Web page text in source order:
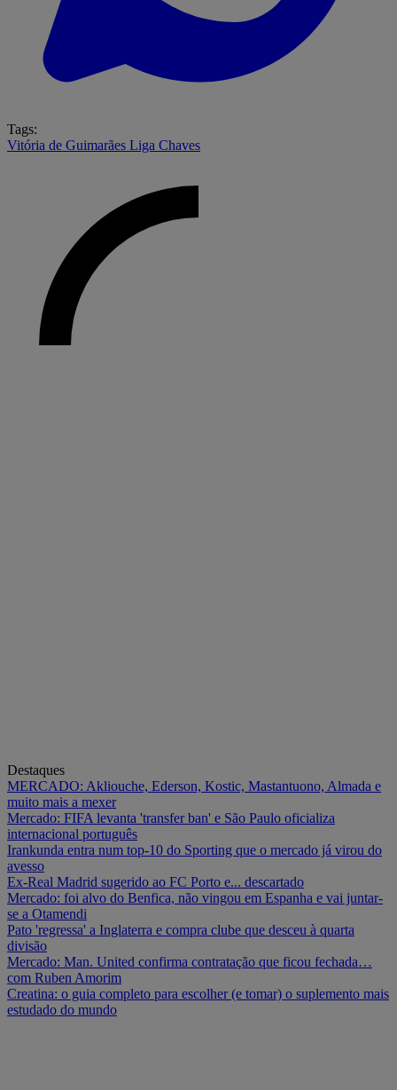
Tags:
Vitória de Guimarães Liga Chaves
Destaques
MERCADO: Akliouche, Ederson, Kostic, Mastantuono, Almada e
muito mais a mexer
Mercado: FIFA levanta 'transfer ban' e São Paulo oficializa
internacional português
Irankunda entra num top-10 do Sporting que o mercado já virou do
avesso
Ex-Real Madrid sugerido ao FC Porto e... descartado
Mercado: foi alvo do Benfica, não vingou em Espanha e vai juntar-
se a Otamendi
Pato 'regressa' a Inglaterra e compra clube que desceu à quarta
divisão
Mercado: Man. United confirma contratação que ficou fechada…
com Ruben Amorim
Creatina: o guia completo para escolher (e tomar) o suplemento mais
estudado do mundo